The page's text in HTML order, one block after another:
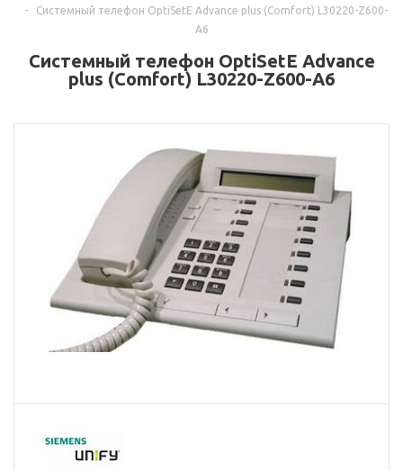
-
Системный телефон OptiSetE Advance plus (Comfort) L30220-Z600-
A6
Системный телефон OptiSetE Advance
plus (Comfort) L30220-Z600-A6